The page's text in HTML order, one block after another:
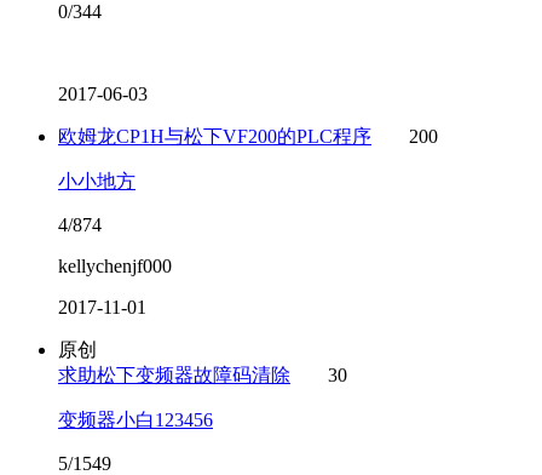
0/344
2017-06-03
欧姆龙CP1H与松下VF200的PLC程序 200
小小地方
4/874
kellychenjf000
2017-11-01
原创
求助松下变频器故障码清除
30
变频器小白123456
5/1549